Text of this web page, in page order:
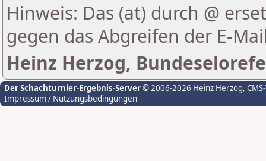
Hinweis: Das (at) durch @
gegen das Abgreifen der E-
Heinz Herzog,
Der Schachturnier-Ergebnis-Server© 2006-2026 Heinz Herzog,
Impressum / Nutzungsbedingungen